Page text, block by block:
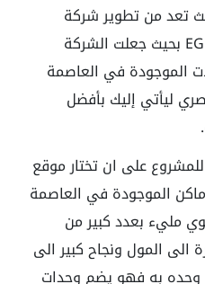
تعد من تطوير شركة
الألمانية ايجي تاوزر EG Towers بحيث جعلت الشركة
الموجودة في العاصمة
ليأتي إليك بأفضل
على ان تختار موقع
الموجودة في العاصمة
مليء بعدد كبير من
الى المول ونجاح كبير الى
وحده به فهو يضم وحدات